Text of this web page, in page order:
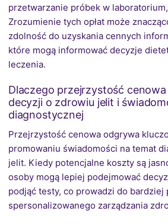
przetwarzanie próbek w
Zrozumienie tych opłat może
zdolność do uzyskania cennych
które mogą informować decyzje
leczenia.
Dlaczego przejrzystość
decyzji o zdrowiu jelit i
diagnostycznej
Przejrzystość cenowa odgrywa
promowaniu świadomości na temat
jelit. Kiedy potencjalne koszty są
osoby mogą lepiej podejmować
podjąć testy, co prowadzi do bardziej
spersonalizowanego zarządzania